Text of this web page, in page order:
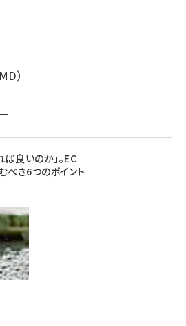
）
ば良いのか」。EC
き6つのポイント